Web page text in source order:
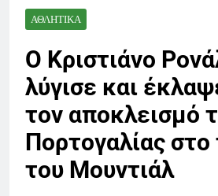
ΑΘΛΗΤΙΚΆ
Ο Κριστιάνο
λύγισε και
τον αποκλεισμό
Πορτογαλίας στο
του Μουντιάλ